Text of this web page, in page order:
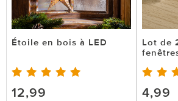
Étoile en bois à LED
12,99
Lot de
4,99